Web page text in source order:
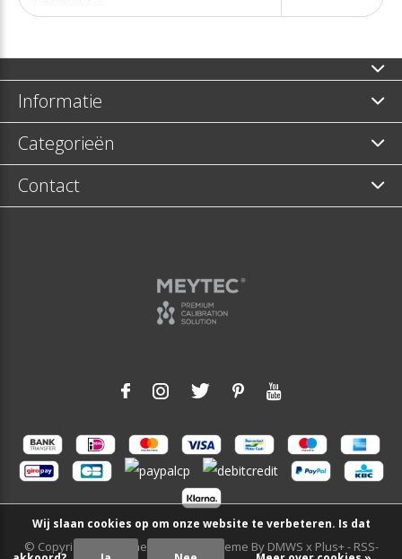
Informatie
Categorieën
Contact
© Copyright - Theme RePos - Theme By DMWS x Plus+- RSS-
Wij slaan cookies op om onze website te verbeteren. Is dat